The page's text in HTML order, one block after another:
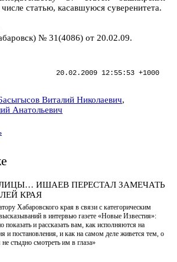
статью, касавшуюся суверенитета.
№ 31(4086) от 20.02.09.
20.02.2009 12:55:53 +1000
Виталий Николаевич,
Анатольевич
ИШАЕВ ПЕРЕСТАЛ ЗАМЕЧАТЬ
КРАЯ
Хабаровского края в связи с категорическим
в интервью газете «Новые Известия»:
показать и рассказать вам, как исполняются на
и постановления, и как на самом деле живется тем, о
стыдно смотреть им в глаза»